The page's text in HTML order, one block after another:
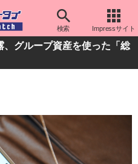
検索 Impressサイト
、グループ資産を使った「総